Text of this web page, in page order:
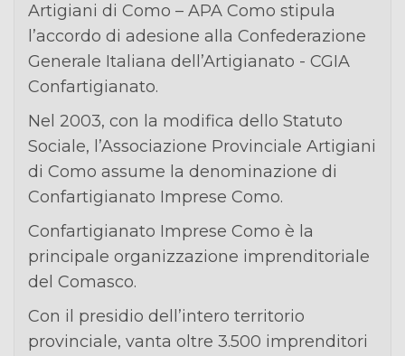
Artigiani di Como – APA Como stipula
l’accordo di adesione alla Confederazione
Generale Italiana dell’Artigianato - CGIA
Confartigianato.
Nel 2003, con la modifica dello Statuto
Sociale, l’Associazione Provinciale Artigiani
di Como assume la denominazione di
Confartigianato Imprese Como.
Confartigianato Imprese Como è la
principale organizzazione imprenditoriale
del Comasco.
Con il presidio dell’intero territorio
provinciale, vanta oltre 3.500 imprenditori